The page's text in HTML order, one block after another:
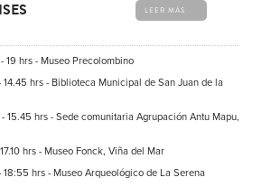
LEER MÁS
19 hrs - Museo Precolombino
14.45 hrs - Biblioteca Municipal de San Juan de la
15.45 hrs - Sede comunitaria Agrupación Antu Mapu,
hrs - Museo Fonck, Viña del Mar
hrs - Museo Arqueológico de La Serena